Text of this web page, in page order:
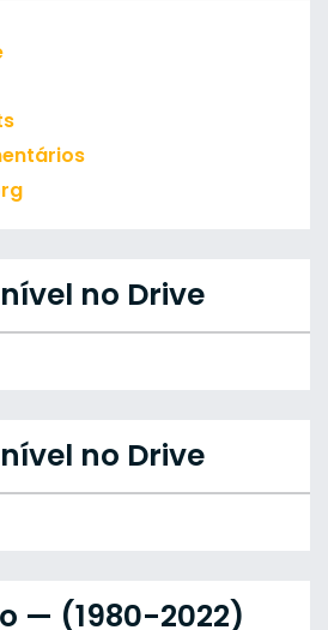
no Drive
no Drive
— (1980-2022)